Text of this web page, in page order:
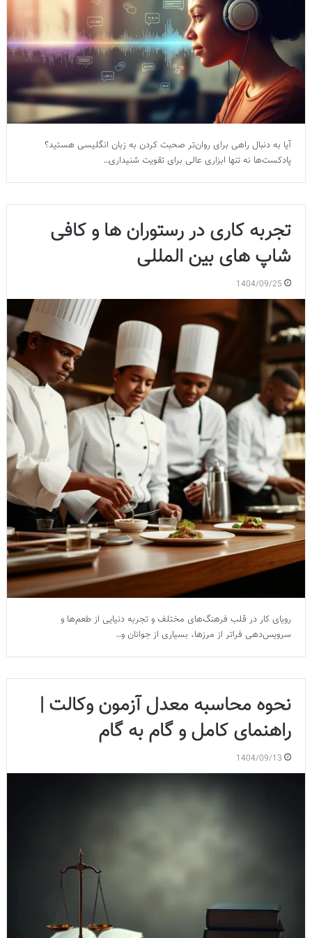
آیا به دنبال راهی برای روان‌تر صحبت کردن به زبان انگلیسی هستید؟
پادکست‌ها نه تنها ابزاری عالی برای تقویت شنیداری…
تجربه کاری در رستوران ها و کافی
شاپ های بین المللی
1404/09/25
رویای کار در قلب فرهنگ‌های مختلف و تجربه دنیایی از طعم‌ها و
سرویس‌دهی فراتر از مرزها، بسیاری از جوانان و…
نحوه محاسبه معدل آزمون وکالت |
راهنمای کامل و گام به گام
1404/09/13